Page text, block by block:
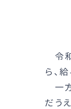
令
ら、
一
だう